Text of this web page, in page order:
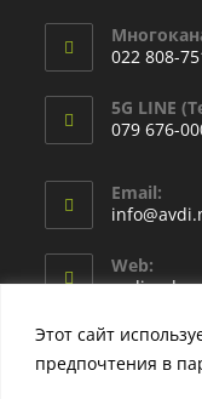
Этот сайт
предпочтения в
022 808-
5G LINE
079 676-
Email:
Web:
avdi.md